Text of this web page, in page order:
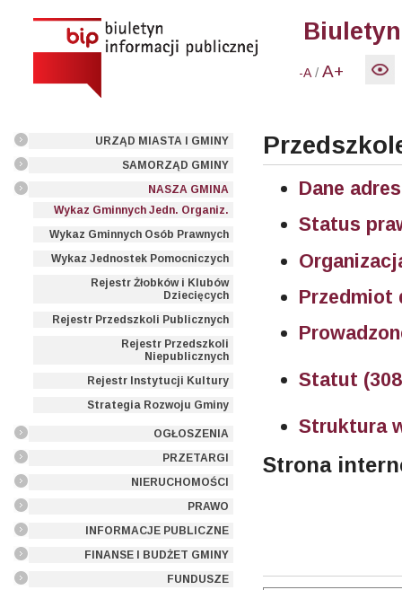
-A /A+
URZĄD MIASTA I GMINY
SAMORZĄD GMINY
NASZA GMINA
Wykaz Gminnych Jedn. Organiz.
Wykaz Gminnych Osób Prawnych
Wykaz Jednostek Pomocniczych
Rejestr Żłobków i Klubów
Dziecięcych
Rejestr Przedszkoli Publicznych
Rejestr Przedszkoli
Niepublicznych
Rejestr Instytucji Kultury
Strategia Rozwoju Gminy
OGŁOSZENIA
PRZETARGI
NIERUCHOMOŚCI
PRAWO
INFORMACJE PUBLICZNE
FINANSE I BUDŻET GMINY
FUNDUSZE
Dane
Status
Przedmiot
Statut
Struktura
Strona